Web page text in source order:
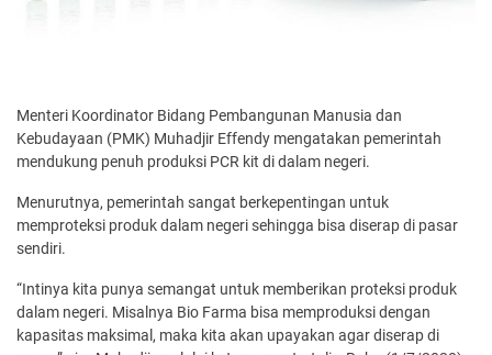
Menteri Koordinator Bidang Pembangunan Manusia dan
Kebudayaan (PMK) Muhadjir Effendy mengatakan pemerintah
mendukung penuh produksi PCR kit di dalam negeri.
Menurutnya, pemerintah sangat berkepentingan untuk
memproteksi produk dalam negeri sehingga bisa diserap di pasar
sendiri.
“Intinya kita punya semangat untuk memberikan proteksi produk
dalam negeri. Misalnya Bio Farma bisa memproduksi dengan
kapasitas maksimal, maka kita akan upayakan agar diserap di